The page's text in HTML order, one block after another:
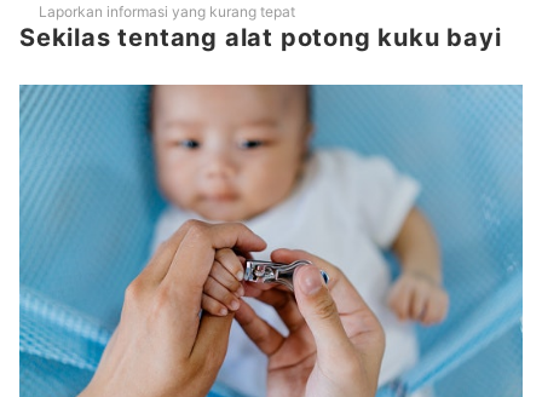
Laporkan informasi yang kurang tepat
Sekilas tentang alat potong kuku bayi